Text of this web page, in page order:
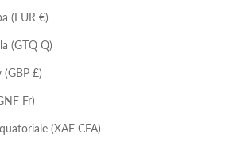
(EUR €)
(GTQ Q)
(GBP £)
Fr)
(XAF CFA)